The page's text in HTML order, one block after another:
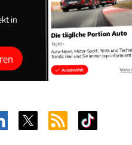
in